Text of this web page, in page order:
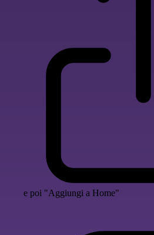
e poi "Aggiungi a Home"